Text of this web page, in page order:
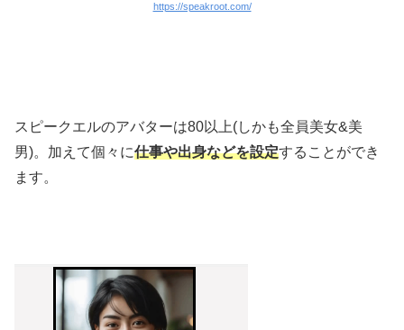
https://speakroot.com/
スピークエルのアバターは80以上(しかも全員美女&美
男)。加えて個々に仕事や出身などを設定することができ
ます。